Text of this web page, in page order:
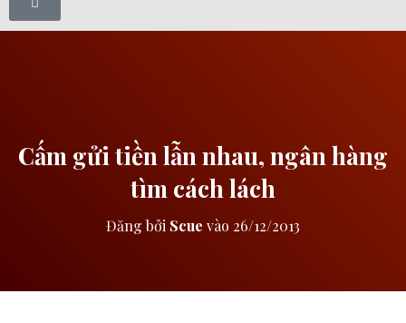
Cấm gửi tiền lẫn nhau, ngân hàng
tìm cách lách
Đăng bởi Scue vào 26/12/2013